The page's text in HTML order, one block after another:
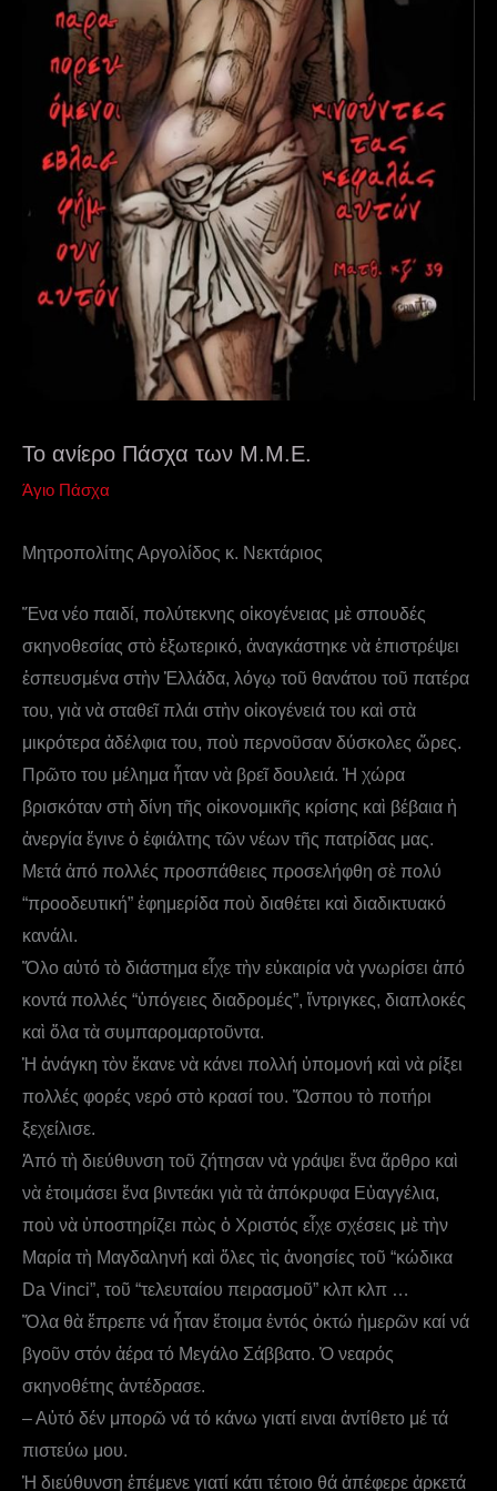
Το ανίερο Πάσχα των Μ.Μ.Ε.
Άγιο Πάσχα
Μητροπολίτης Αργολίδος κ. Νεκτάριος
Ἕνα νέο παιδί, πολύτεκνης οἰκογένειας μὲ σπουδές
σκηνοθεσίας στὸ ἐξωτερικό, ἀναγκάστηκε νὰ ἐπιστρέψει
ἐσπευσμένα στὴν Ἑλλάδα, λόγῳ τοῦ θανάτου τοῦ πατέρα
του, γιὰ νὰ σταθεῖ πλάι στὴν οἰκογένειά του καὶ στὰ
μικρότερα ἀδέλφια του, ποὺ περνοῦσαν δύσκολες ὥρες.
Πρῶτο του μέλημα ἦταν νὰ βρεῖ δουλειά. Ἡ χώρα
βρισκόταν στὴ δίνη τῆς οἰκονομικῆς κρίσης καὶ βέβαια ἡ
ἀνεργία ἔγινε ὁ ἐφιάλτης τῶν νέων τῆς πατρίδας μας.
Μετά ἀπό πολλές προσπάθειες προσελήφθη σὲ πολύ
“προοδευτική” ἐφημερίδα ποὺ διαθέτει καὶ διαδικτυακό
κανάλι.
Ὅλο αὐτό τὸ διάστημα εἶχε τὴν εὐκαιρία νὰ γνωρίσει ἀπό
κοντά πολλές “ὑπόγειες διαδρομές”, ἴντριγκες, διαπλοκές
καὶ ὅλα τὰ συμπαρομαρτοῦντα.
Ἡ ἀνάγκη τὸν ἔκανε νὰ κάνει πολλή ὑπομονή καὶ νὰ ρίξει
πολλές φορές νερό στὸ κρασί του. Ὥσπου τὸ ποτήρι
ξεχείλισε.
Ἀπό τὴ διεύθυνση τοῦ ζήτησαν νὰ γράψει ἕνα ἄρθρο καὶ
νὰ ἐτοιμάσει ἕνα βιντεάκι γιὰ τὰ ἀπόκρυφα Εὐαγγέλια,
ποὺ νὰ ὑποστηρίζει πὼς ὁ Χριστός εἶχε σχέσεις μὲ τὴν
Μαρία τὴ Μαγδαληνή καὶ ὅλες τὶς ἀνοησίες τοῦ “κώδικα
Da Vinci”, τοῦ “τελευταίου πειρασμοῦ” κλπ κλπ …
Ὅλα θὰ ἔπρεπε νά ἦταν ἔτοιμα ἐντός ὀκτώ ἡμερῶν καί νά
βγοῦν στόν ἀέρα τό Μεγάλο Σάββατο. Ὁ νεαρός
σκηνοθέτης ἀντέδρασε.
– Αὐτό δέν μπορῶ νά τό κάνω γιατί ειναι ἀντίθετο μέ τά
πιστεύω μου.
Ἡ διεύθυνση ἐπέμενε γιατί κάτι τέτοιο θά ἀπέφερε ἀρκετά